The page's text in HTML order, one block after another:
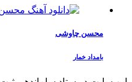
محسن چاوشی
بامداد خمار